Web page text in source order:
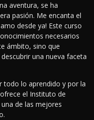
aventura, se ha
pasión. Me encanta el
desde ya! Este curso
necesarios
ámbito, sino que
una nueva faceta
todo lo aprendido y por la
el Instituto de
de las mejores